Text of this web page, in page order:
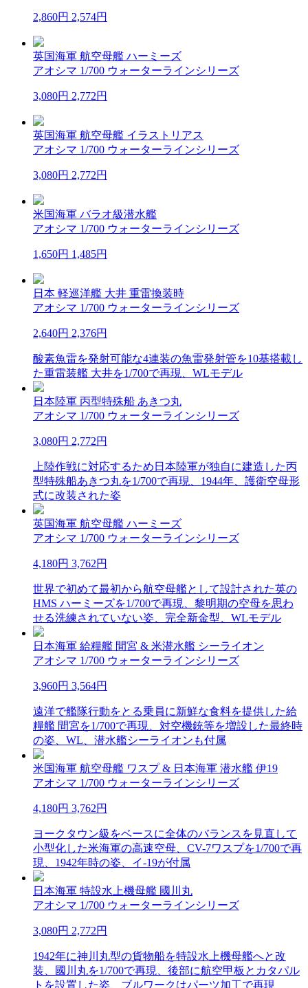
2,860円 2,574円
英国海軍 航空母艦 ハーミーズ
アオシマ 1/700 ウォーターラインシリーズ
3,080円 2,772円
英国海軍 航空母艦 イラストリアス
アオシマ 1/700 ウォーターラインシリーズ
3,080円 2,772円
米国海軍 バラオ級潜水艦
アオシマ 1/700 ウォーターラインシリーズ
1,650円 1,485円
日本 軽巡洋艦 大井 重雷換装時
アオシマ 1/700 ウォーターラインシリーズ
2,640円 2,376円
酸素魚雷を発射可能な4連装の魚雷発射管を10基搭載し
た重雷装艦 大井を1/700で再現、WLモデル
日本陸軍 丙型特殊船 あきつ丸
アオシマ 1/700 ウォーターラインシリーズ
3,080円 2,772円
上陸作戦に対応するため日本陸軍が独自に建造した丙
型特殊船あきつ丸を1/700で再現、1944年、護衛空母形
式に改装された姿
英国海軍 航空母艦 ハーミーズ
アオシマ 1/700 ウォーターラインシリーズ
4,180円 3,762円
世界で初めて最初から航空母艦として設計された英の
HMS ハーミーズを1/700で再現、黎明期の空母を思わ
せる洗練されていない姿、完全新金型、WLモデル
日本海軍 給糧艦 間宮 & 米潜水艦 シーライオン
アオシマ 1/700 ウォーターラインシリーズ
3,960円 3,564円
遠洋で艦隊行動をとる乗員に新鮮な食料を提供した給
糧艦 間宮を1/700で再現、対空機銃等を増設した最終時
の姿、WL、潜水艦シーライオンも付属
米国海軍 航空母艦 ワスプ & 日本海軍 潜水艦 伊19
アオシマ 1/700 ウォーターラインシリーズ
4,180円 3,762円
ヨークタウン級をベースに全体のバランスを見直して
小型化した米海軍の高速空母、CV-7ワスプを1/700で再
現、1942年時の姿、イ-19が付属
日本海軍 特設水上機母艦 國川丸
アオシマ 1/700 ウォーターラインシリーズ
3,080円 2,772円
1942年に神川丸型の貨物船を特設水上機母艦へと改
装、國川丸を1/700で再現、後部に航空甲板とカタパル
トを設置した姿、ブルワークはパーツ加工で再現